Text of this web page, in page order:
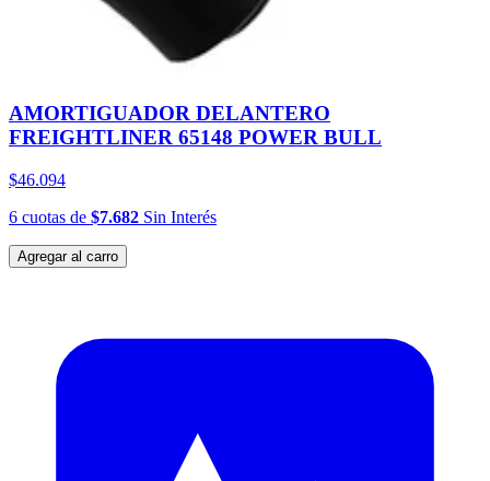
AMORTIGUADOR DELANTERO
FREIGHTLINER 65148 POWER BULL
$46.094
6 cuotas de $7.682 Sin Interés
Agregar al carro